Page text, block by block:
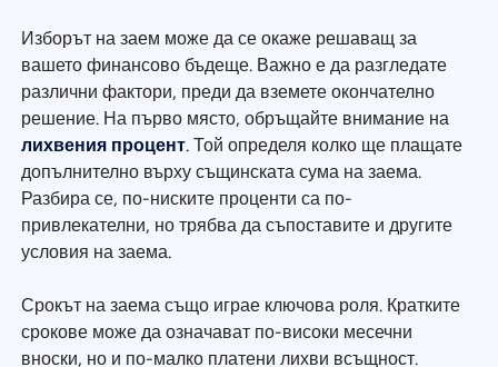
Изборът на заем може да се окаже решаващ за
вашето финансово бъдеще. Важно е да разгледате
различни фактори, преди да вземете окончателно
решение. На първо място, обръщайте внимание на
лихвения процент. Той определя колко ще плащате
допълнително върху същинската сума на заема.
Разбира се, по-ниските проценти са по-
привлекателни, но трябва да съпоставите и другите
условия на заема.
Срокът на заема също играе ключова роля. Кратките
срокове може да означават по-високи месечни
вноски, но и по-малко платени лихви всъщност.